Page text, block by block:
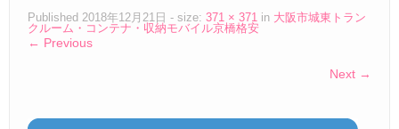
Published 2018年12月21日 - size: 371 × 371 in 大阪市城東トラン
クルーム・コンテナ・収納モバイル京橋格安
← Previous
Next →